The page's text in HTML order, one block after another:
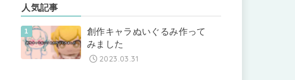
人気記事
創作キャラぬいぐるみ作って
みました
2023.03.31